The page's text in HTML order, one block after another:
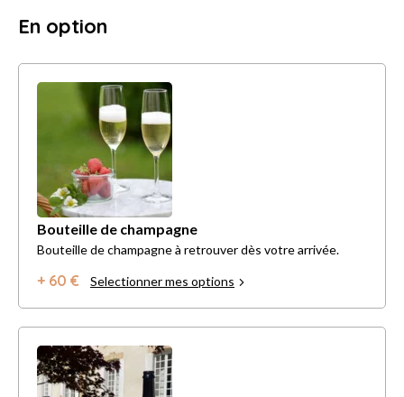
En option
Bouteille de champagne
Bouteille de champagne à retrouver dès votre arrivée.
+ 60 € Selectionner mes options